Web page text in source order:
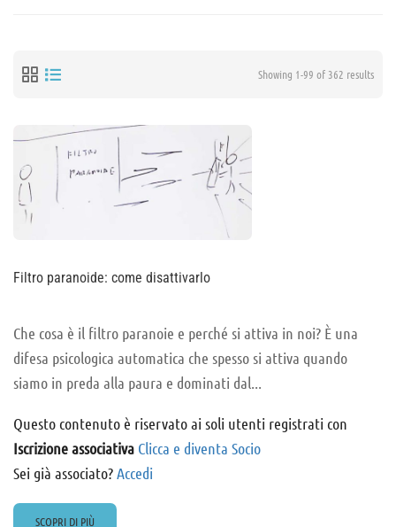
Showing 1-99 of 362 results
Filtro paranoide: come disattivarlo
Che cosa è il filtro paranoie e perché si attiva in noi? È una
difesa psicologica automatica che spesso si attiva quando
siamo in preda alla paura e dominati dal...
Questo contenuto è riservato ai soli utenti registrati con
Iscrizione associativa Clicca e diventa Socio
Sei già associato?Accedi
READ
SCOPRI DI PIÙ